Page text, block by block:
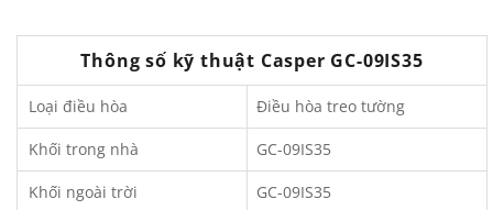
Thông số kỹ thuật Casper GC-09IS35
Loại điều hòa Điều hòa treo tường
Khối trong nhà GC-09IS35
Khối ngoài trời GC-09IS35